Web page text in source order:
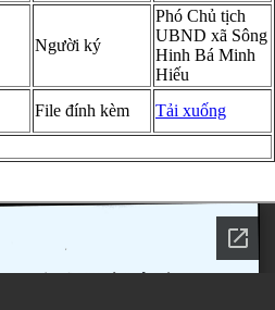
Người ký
Phó Chủ tịch
UBND xã Sông
Hinh Bá Minh
Hiếu
File đính kèm
Tải xuống